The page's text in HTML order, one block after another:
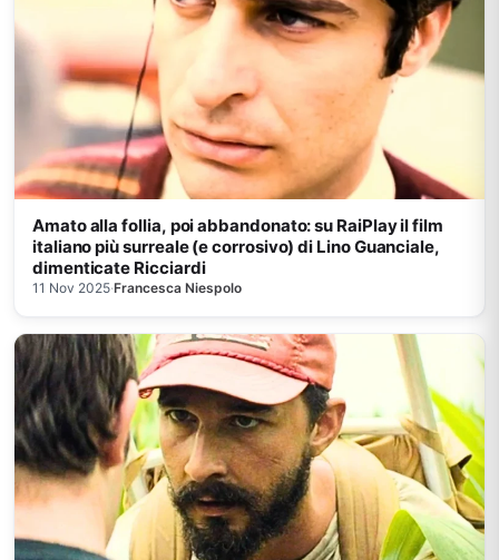
Amato alla follia, poi abbandonato: su RaiPlay il film
italiano più surreale (e corrosivo) di Lino Guanciale,
dimenticate Ricciardi
11 Nov 2025·Francesca Niespolo